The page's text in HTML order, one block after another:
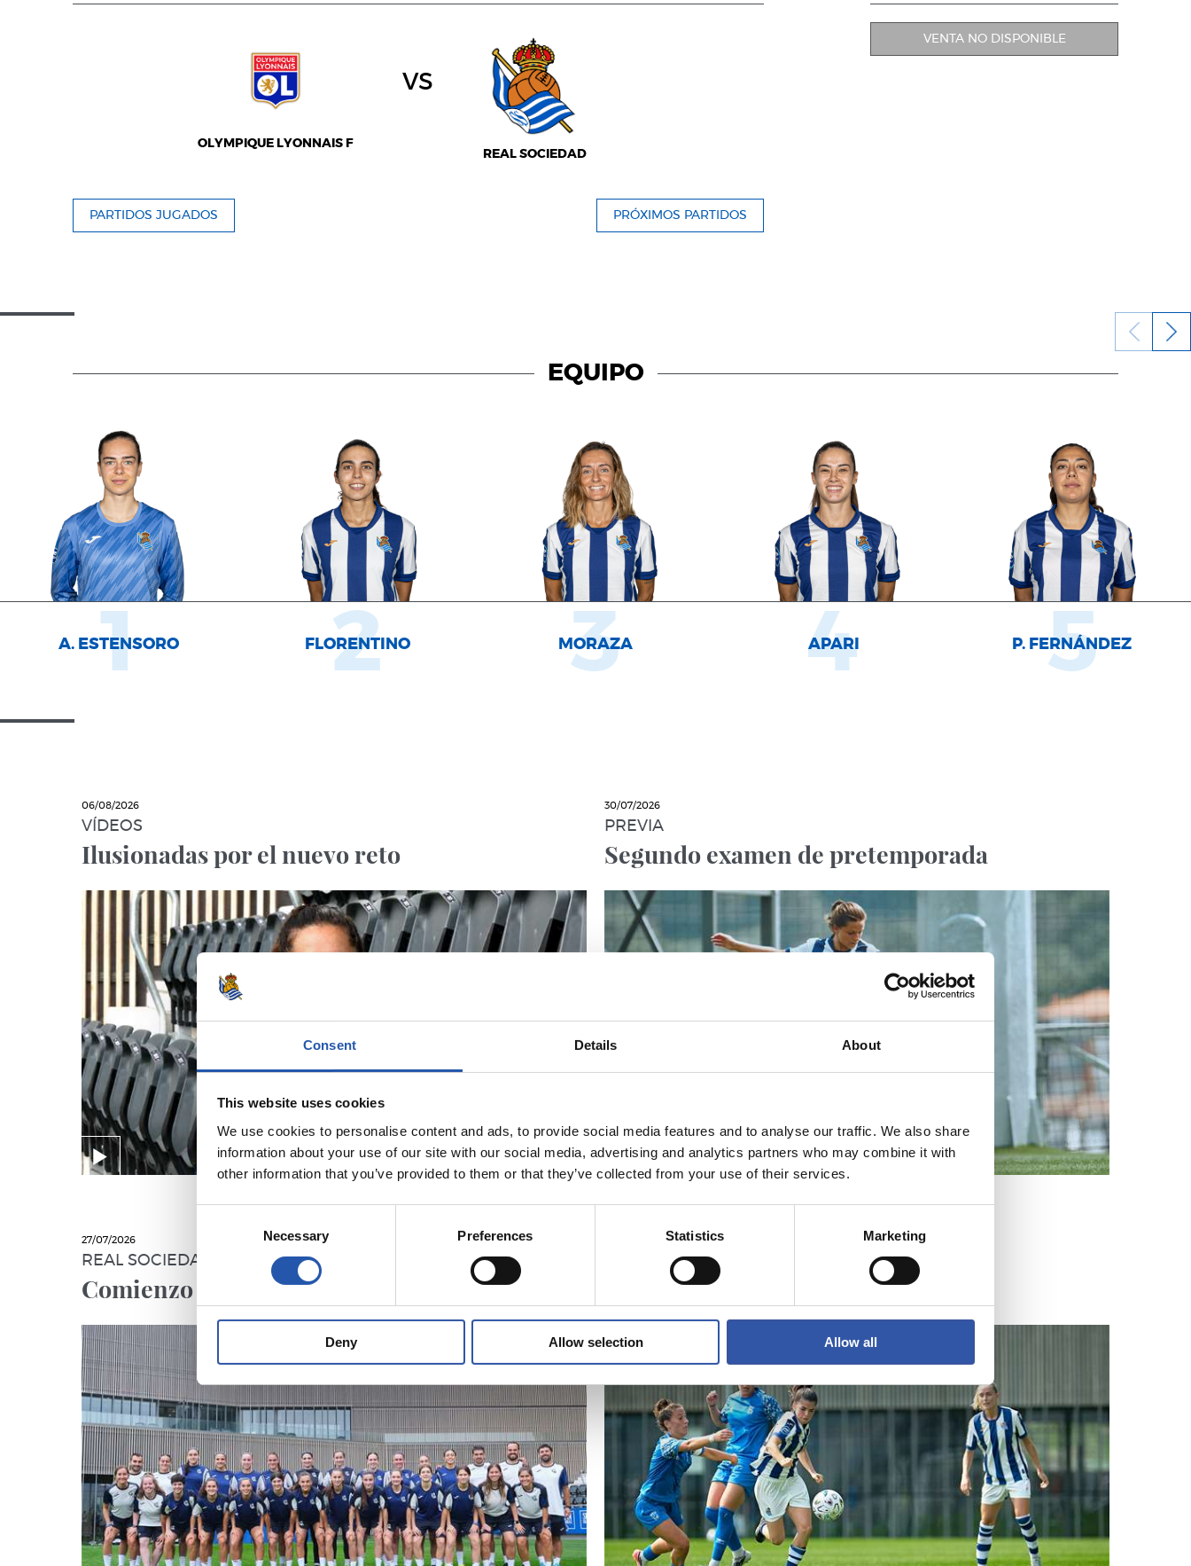
Consent Details About
This website uses cookies
We use cookies to personalise content and ads, to provide social media features and to analyse our traffic. We also share
information about your use of our site with our social media, advertising and analytics partners who may combine it with
other information that you’ve provided to them or that they’ve collected from your use of their services.
Necessary Preferences Statistics Marketing
Deny Allow selection Allow all
OLYMPIQUE LYONNAIS F
vs
REAL SOCIEDAD
VENTA NO DISPONIBLE
PARTIDOS JUGADOS PRÓXIMOS PARTIDOS
EQUIPO
A. ESTENSORO
1 FLORENTINO
2 MORAZA
3 APARI
4 P. FERNÁNDEZ
5
06/08/2026
VÍDEOS
Ilusionadas por el nuevo reto
30/07/2026
PREVIA
Segundo examen de pretemporada
27/07/2026
REAL SOCIEDAD FEMENINO B
Comienzo de una temporada ilusionante
CRÓNICA
Primer test